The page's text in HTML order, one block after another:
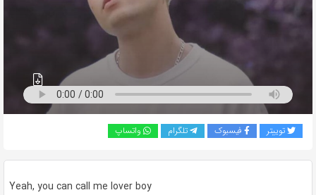
بگذارید.
توییتر فیسبوک تلگرام واتساپ
Yeah, you can call me lover boy